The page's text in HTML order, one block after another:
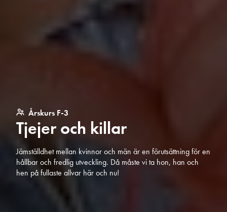
Årskurs F-3
Tjejer och killar
Jämställdhet mellan kvinnor och män är en förutsättning för en
hållbar och fredlig utveckling. Då måste vi ta hon, han och
hen på fullaste allvar här och nu!